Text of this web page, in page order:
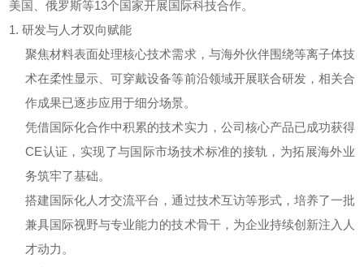
美国、俄罗斯等13个国家开展国际科技合作。
1. 研发与人才双向赋能
聚焦材料表面处理核心技术需求，与海外伙伴围绕等离子体技
术在柔性显示、可穿戴设备等前沿领域开展联合研发，相关合
作成果已逐步应用于细分场景。
凭借国际化合作中积累的技术实力，公司核心产品已成功获得
CE认证，实现了与国际市场技术标准的接轨，为拓展海外业
务筑牢了基础。
搭建国际化人才交流平台，通过技术互访等形式，培养了一批
兼具国际视野与专业能力的技术骨干，为企业持续创新注入人
才动力。